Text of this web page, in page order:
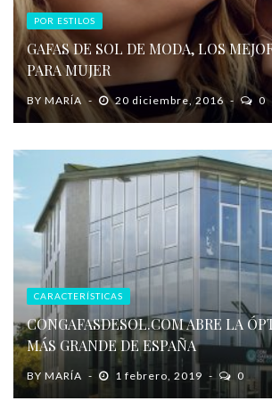
POR ESTILOS
GAFAS DE SOL DE MODA, LOS
PARA MUJER
BY MARÍA 20 diciembre, 2016 0
CARACTERÍSTICAS
CONGAFASDESOL.COM ABRE LA
MÁS GRANDE DE ESPAÑA
BY MARÍA 1 febrero, 2019 0